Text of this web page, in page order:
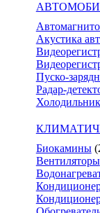
Акустика
Пуско-
Радар-
Биокамины
Вентиляторы